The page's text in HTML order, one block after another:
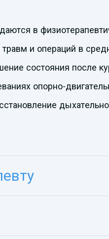
в
и операций в
состояния после
опорно-